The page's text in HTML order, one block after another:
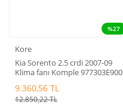
%27
Kore
Kia Sorento 2.5 crdi 2007-09
Klima fanı Komple 977303E900
9.360,56 TL
12.850,22 TL